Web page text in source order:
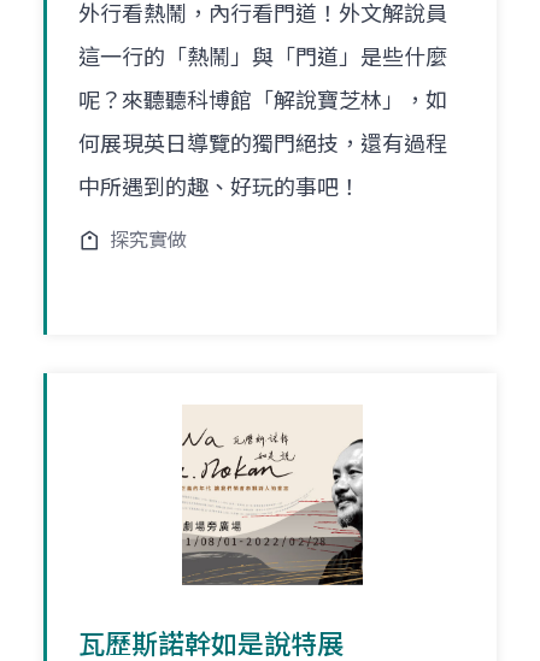
外行看熱鬧，內行看門道！外文解說員
這一行的「熱鬧」與「門道」是些什麼
呢？來聽聽科博館「解說寶芝林」，如
何展現英日導覽的獨門絕技，還有過程
中所遇到的趣、好玩的事吧！
探究實做
瓦歷斯諾幹如是說特展